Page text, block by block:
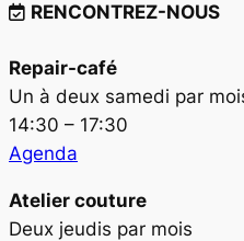
RENCONTREZ-NOUS
Repair-café
Un à deux samedi par
14:30 – 17:30
Agenda
Atelier couture
Deux jeudis par mois